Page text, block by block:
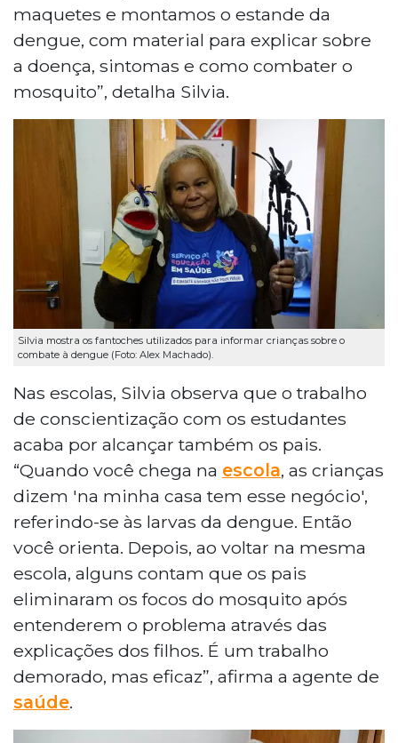
maquetes e montamos o estande da
dengue, com material para explicar sobre
a doença, sintomas e como combater o
mosquito”, detalha Silvia.
Silvia mostra os fantoches utilizados para informar crianças sobre o
combate à dengue (Foto: Alex Machado).
Nas escolas, Silvia observa que o trabalho
de conscientização com os estudantes
acaba por alcançar também os pais.
“Quando você chega na escola, as crianças
dizem 'na minha casa tem esse negócio',
referindo-se às larvas da dengue. Então
você orienta. Depois, ao voltar na mesma
escola, alguns contam que os pais
eliminaram os focos do mosquito após
entenderem o problema através das
explicações dos filhos. É um trabalho
demorado, mas eficaz”, afirma a agente de
saúde.